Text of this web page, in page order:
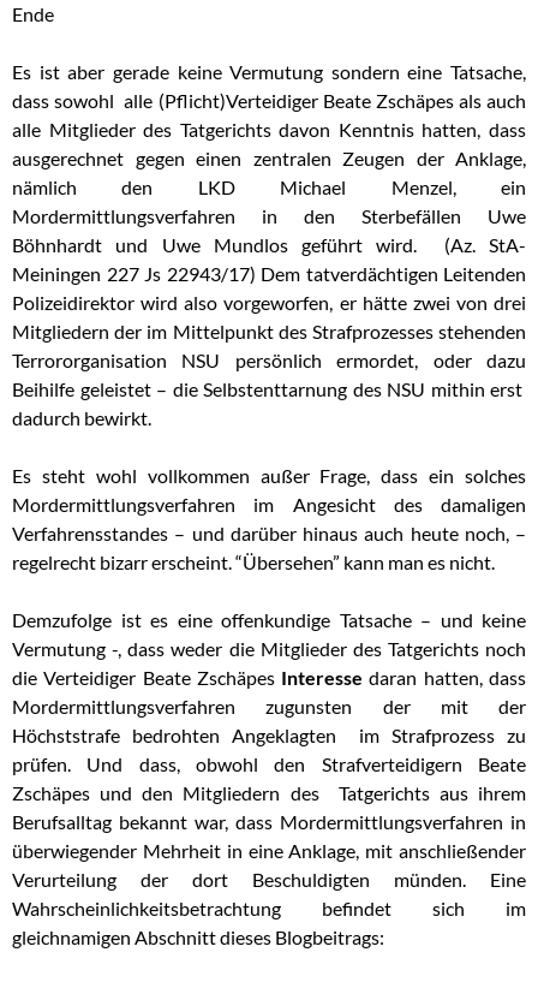
Ende
Es ist aber gerade keine Vermutung sondern eine Tatsache,
dass sowohl alle (Pflicht)Verteidiger Beate Zschäpes als auch
alle Mitglieder des Tatgerichts davon Kenntnis hatten, dass
ausgerechnet gegen einen zentralen Zeugen der Anklage,
nämlich den LKD Michael Menzel, ein
Mordermittlungsverfahren in den Sterbefällen Uwe
Böhnhardt und Uwe Mundlos geführt wird. (Az. StA-
Meiningen 227 Js 22943/17) Dem tatverdächtigen Leitenden
Polizeidirektor wird also vorgeworfen, er hätte zwei von drei
Mitgliedern der im Mittelpunkt des Strafprozesses stehenden
Terrororganisation NSU persönlich ermordet, oder dazu
Beihilfe geleistet – die Selbstenttarnung des NSU mithin erst
dadurch bewirkt.
Es steht wohl vollkommen außer Frage, dass ein solches
Mordermittlungsverfahren im Angesicht des damaligen
Verfahrensstandes – und darüber hinaus auch heute noch, –
regelrecht bizarr erscheint. “Übersehen” kann man es nicht.
Demzufolge ist es eine offenkundige Tatsache – und keine
Vermutung -, dass weder die Mitglieder des Tatgerichts noch
die Verteidiger Beate Zschäpes Interesse daran hatten, dass
Mordermittlungsverfahren zugunsten der mit der
Höchststrafe bedrohten Angeklagten im Strafprozess zu
prüfen. Und dass, obwohl den Strafverteidigern Beate
Zschäpes und den Mitgliedern des Tatgerichts aus ihrem
Berufsalltag bekannt war, dass Mordermittlungsverfahren in
überwiegender Mehrheit in eine Anklage, mit anschließender
Verurteilung der dort Beschuldigten münden. Eine
Wahrscheinlichkeitsbetrachtung befindet sich im
gleichnamigen Abschnitt dieses Blogbeitrags: